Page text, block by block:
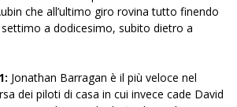
che all’ultimo giro rovina tutto finendo
a dodicesimo, subito dietro a
Jonathan Barragan è il più veloce nel
dei piloti di casa in cui invece cade David